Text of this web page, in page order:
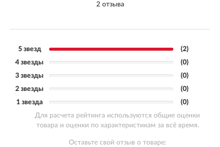
2 отзыва
5 звезд
(2)
4 звезды
(0)
3 звезды
(0)
2 звезды
(0)
1 звезда
(0)
Для расчета рейтинга используются общие оценки
товара и оценки по характеристикам за всё время.
Оставьте свой отзыв о товаре: